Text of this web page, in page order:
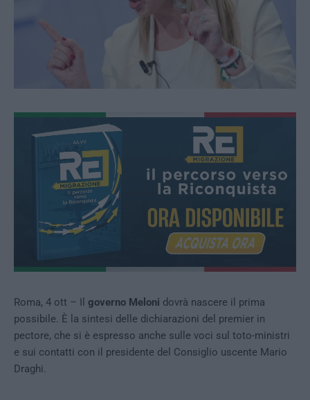
Roma, 4 ott – Il governo Meloni dovrà nascere il prima
possibile. È la sintesi delle dichiarazioni del premier in
pectore, che si è espresso anche sulle voci sul toto-ministri
e sui contatti con il presidente del Consiglio uscente Mario
Draghi.